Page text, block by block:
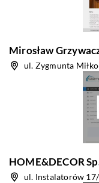
Mirosław
ul. Zygmunta
HOME&DECOR
ul. Instalatorów